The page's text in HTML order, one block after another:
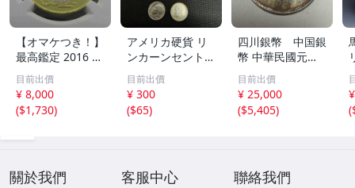
【オマケつき！】
最高鑑定 2016 中
国 10元 申年 猿
バイメタル NGC
MS69PL プルーフ
ライク 初期発行
目前出價
¥ 8,000
($1,730)
アメリカ硬貨 リ
ンカーンセント
他13枚セット 外
国コイン 古銭 コ
レクション
目前出價
¥ 300
($65)
四川銀幣 中国銀
幣 中華民國元年
軍政府造 壹圓 古
銭 銀貨 アンティ
ーク
目前出價
¥ 25,000
($5,405)
(
關於我們 客服中心 聯絡我們